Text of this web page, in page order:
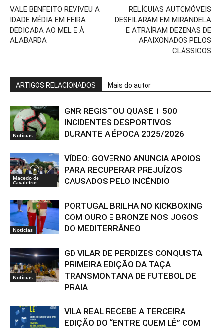
VALE BENFEITO REVIVEU A
IDADE MÉDIA EM FEIRA
DEDICADA AO MEL E À
ALABARDA
RELÍQUIAS AUTOMÓVEIS
DESFILARAM EM MIRANDELA
E ATRAÍRAM DEZENAS DE
APAIXONADOS PELOS
CLÁSSICOS
ARTIGOS RELACIONADOS Mais do autor
Notícias
GNR REGISTOU QUASE 1 500
INCIDENTES DESPORTIVOS
DURANTE A ÉPOCA 2025/2026
Macedo de
Cavaleiros
VÍDEO: GOVERNO ANUNCIA APOIOS
PARA RECUPERAR PREJUÍZOS
CAUSADOS PELO INCÊNDIO
Notícias
PORTUGAL BRILHA NO KICKBOXING
COM OURO E BRONZE NOS JOGOS
DO MEDITERRÂNEO
Notícias
GD VILAR DE PERDIZES CONQUISTA
PRIMEIRA EDIÇÃO DA TAÇA
TRANSMONTANA DE FUTEBOL DE
PRAIA
VILA REAL RECEBE A TERCEIRA
EDIÇÃO DO “ENTRE QUEM LÊ” COM